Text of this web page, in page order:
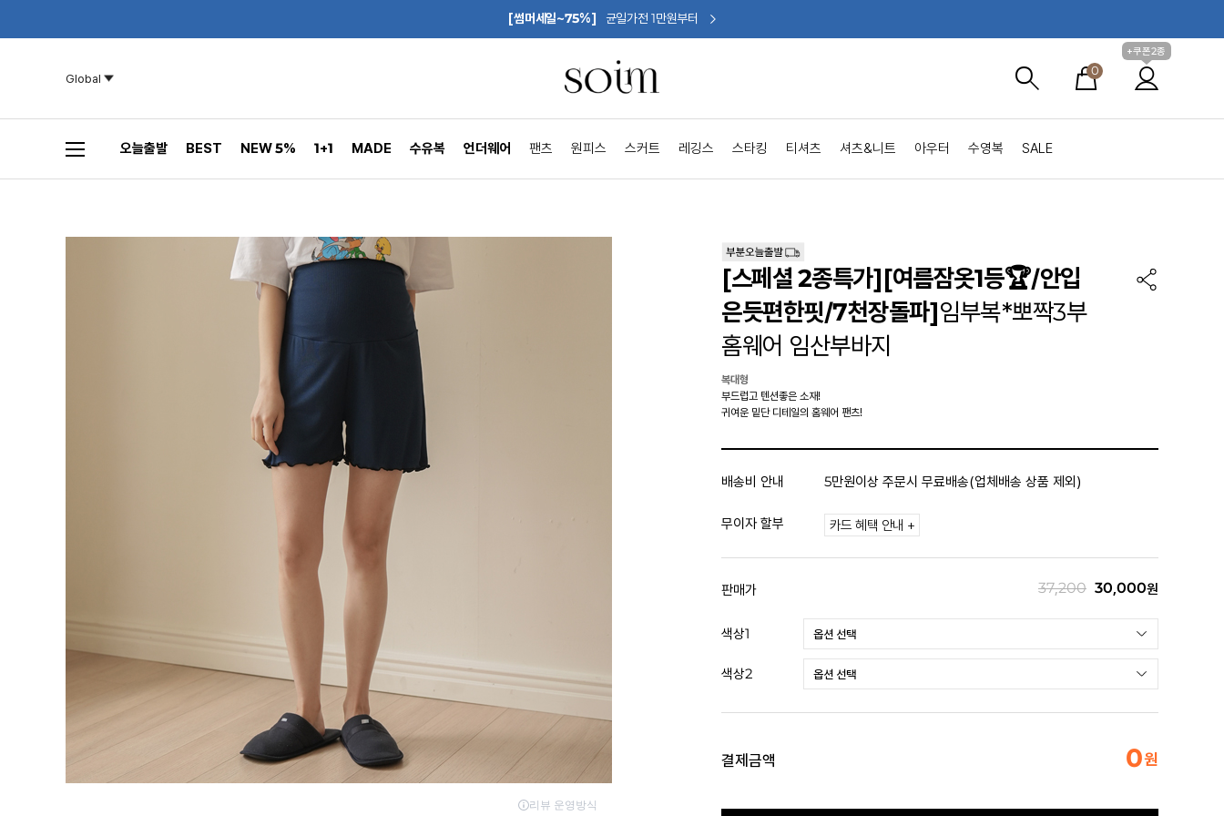
[썸머세일~75%] 균일가전 1만원부터
Global
0
+쿠폰2종
오늘출발 BEST NEW 5% 1+1 MADE 수유복 언더웨어 팬츠 원피스 스커트 레깅스 스타킹 티셔츠 셔츠&니트 아우터 수영복 SALE
[스페셜 2종특가][여름잠옷1등🏆/안입
은듯편한핏/7천장돌파]임부복*뽀짝3부
홈웨어 임산부바지
복대형
부드럽고 텐션좋은 소재!
귀여운 밑단 디테일의 홈웨어 팬츠!
배송비 안내 5만원이상 주문시 무료배송(업체배송 상품 제외)
무이자 할부 카드 혜택 안내 +
판매가 37,200 30,000원
색상1
색상2
결제금액 0원